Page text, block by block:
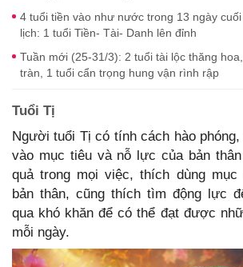
4 tuổi tiền vào như nước trong 13 ngày
lịch: 1 tuổi Tiền- Tài- Danh lên đỉnh
Tuần mới (25-31/3): 2 tuổi tài lộc thăng
tràn, 1 tuổi cẩn trọng hung vận rình rập
Tuổi Tị
Người tuổi Tị có tính cách hào
vào mục tiêu và nỗ lực của bản
quả trong mọi việc, thích dùng
bản thân, cũng thích tìm động lực
qua khó khăn để có thể đạt được
mỗi ngày.